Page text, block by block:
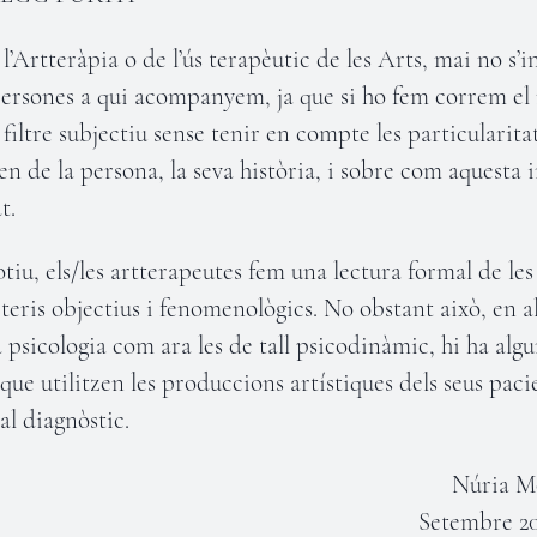
o de l’ús terapèutic de les Arts, mai no
a qui acompanyem, ja que si ho fem correm
subjectiu sense tenir en compte les
de la persona, la seva història, i sobre com
els/les artterapeutes fem una lectura formal de
objectius i fenomenològics. No obstant això, en
com ara les de tall psicodinàmic, hi ha
utilitzen les produccions artístiques dels seus
diagnòstic.
Núria
Setembre